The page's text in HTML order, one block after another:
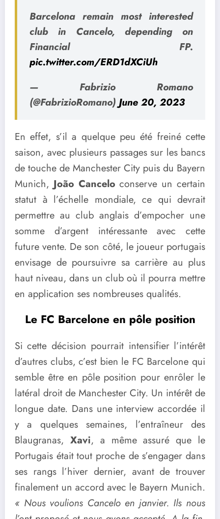
Barcelona remain most interested
club in Cancelo, depending on
Financial FP.
pic.twitter.com/ERD1dXCiUh
— Fabrizio Romano
(@FabrizioRomano) June 20, 2023
En effet, s’il a quelque peu été freiné cette
saison, avec plusieurs passages sur les bancs
de touche de Manchester City puis du Bayern
Munich, João Cancelo conserve un certain
statut à l’échelle mondiale, ce qui devrait
permettre au club anglais d’empocher une
somme d’argent intéressante avec cette
future vente. De son côté, le joueur portugais
envisage de poursuivre sa carrière au plus
haut niveau, dans un club où il pourra mettre
en application ses nombreuses qualités.
Le FC Barcelone en pôle position
Si cette décision pourrait intensifier l’intérêt
d’autres clubs, c’est bien le FC Barcelone qui
semble être en pôle position pour enrôler le
latéral droit de Manchester City. Un intérêt de
longue date. Dans une interview accordée il
y a quelques semaines, l’entraîneur des
Blaugranas, Xavi, a même assuré que le
Portugais était tout proche de s’engager dans
ses rangs l’hiver dernier, avant de trouver
finalement un accord avec le Bayern Munich.
« Nous voulions Cancelo en janvier. Ils nous